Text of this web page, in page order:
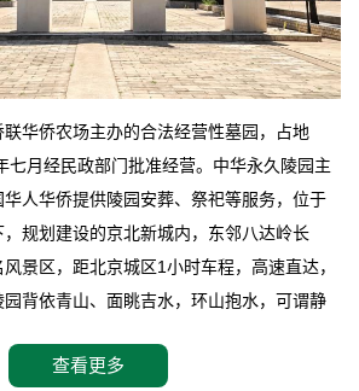
华侨农场主办的合法经营性墓园，占地
七月经民政部门批准经营。中华永久陵园主
人华侨提供陵园安葬、祭祀等服务，位于
规划建设的京北新城内，东邻八达岭长
景区，距北京城区1小时车程，高速直达，
背依青山、面眺吉水，环山抱水，可谓静
以中国传统文化作为前渠，由三条山脊环绕
查看更多